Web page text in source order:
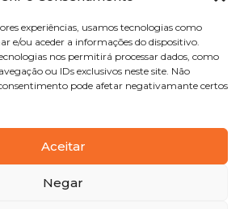
experiências, usamos tecnologias como
e/ou aceder a informações do dispositivo.
nos permitirá processar dados, como
ou IDs exclusivos neste site. Não
pode afetar negativamante certos
Aceitar
Negar
Sabores Santa Clara
. Todos os direitos
de Privacidade |Termos e condições
Your Branding Agency